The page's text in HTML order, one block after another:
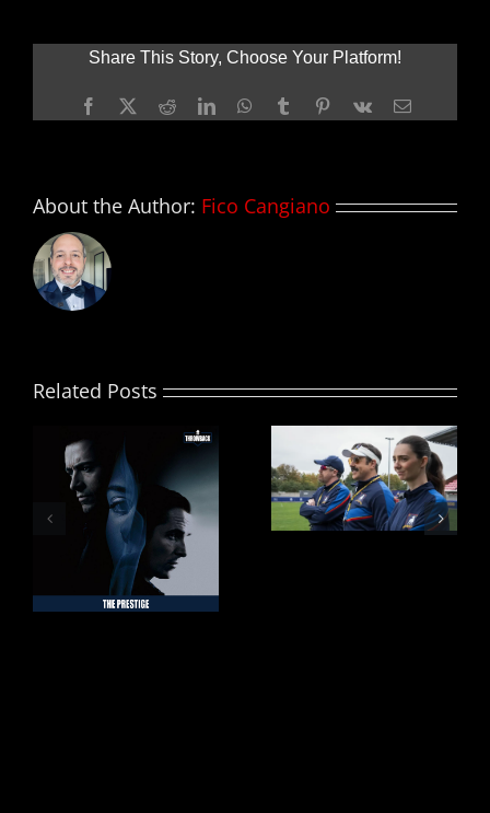
SNOW
Share This Story, Choose Your Platform!
Facebook
X RedditLinkedInWhatsApp
TumblrPinterest
Vk Email
About the Author: Fico Cangiano
Related Posts